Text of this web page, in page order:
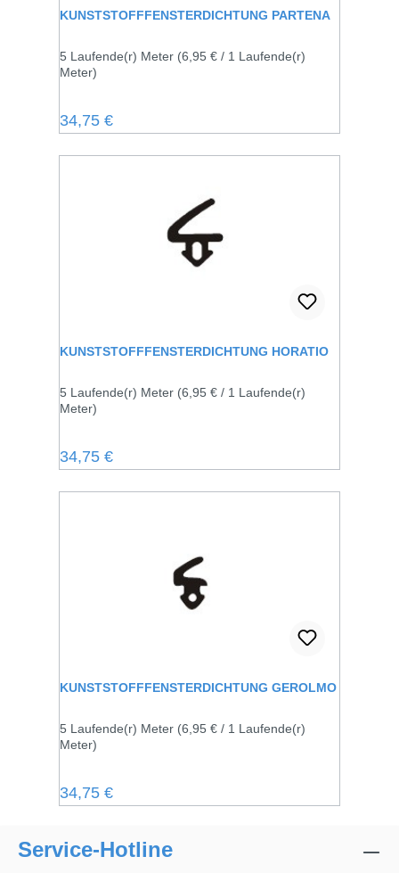
KUNSTSTOFFFENSTERDICHTUNG PARTENA
5 Laufende(r) Meter (6,95 € / 1 Laufende(r)
Meter)
Regulärer Preis:
34,75 €
KUNSTSTOFFFENSTERDICHTUNG HORATIO
5 Laufende(r) Meter (6,95 € / 1 Laufende(r)
Meter)
Regulärer Preis:
34,75 €
KUNSTSTOFFFENSTERDICHTUNG GEROLMO
5 Laufende(r) Meter (6,95 € / 1 Laufende(r)
Meter)
Regulärer Preis:
34,75 €
Service-Hotline